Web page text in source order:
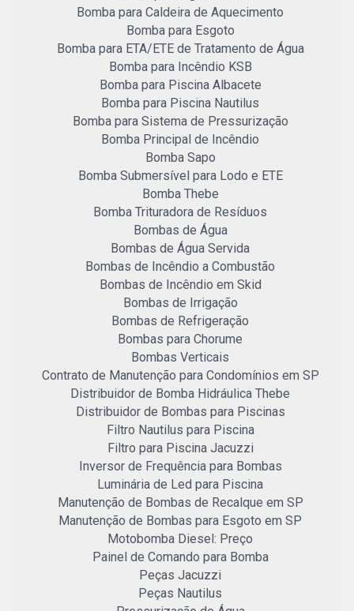
Bomba para Caldeira de Aquecimento
Bomba para Esgoto
Bomba para ETA/ETE de Tratamento de Água
Bomba para Incêndio KSB
Bomba para Piscina Albacete
Bomba para Piscina Nautilus
Bomba para Sistema de Pressurização
Bomba Principal de Incêndio
Bomba Sapo
Bomba Submersível para Lodo e ETE
Bomba Thebe
Bomba Trituradora de Resíduos
Bombas de Água
Bombas de Água Servida
Bombas de Incêndio a Combustão
Bombas de Incêndio em Skid
Bombas de Irrigação
Bombas de Refrigeração
Bombas para Chorume
Bombas Verticais
Contrato de Manutenção para Condomínios em SP
Distribuidor de Bomba Hidráulica Thebe
Distribuidor de Bombas para Piscinas
Filtro Nautilus para Piscina
Filtro para Piscina Jacuzzi
Inversor de Frequência para Bombas
Luminária de Led para Piscina
Manutenção de Bombas de Recalque em SP
Manutenção de Bombas para Esgoto em SP
Motobomba Diesel: Preço
Painel de Comando para Bomba
Peças Jacuzzi
Peças Nautilus